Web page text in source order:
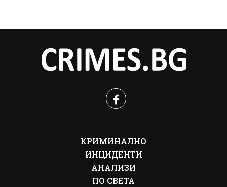
КРИМИНАЛНО
ИНЦИДЕНТИ
АНАЛИЗИ
ПО СВЕТА